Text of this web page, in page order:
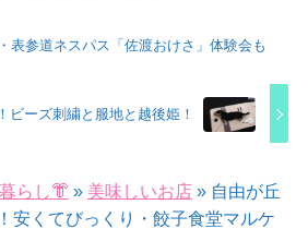
表参道ネスパス「佐渡おけさ」体験会も
ビーズ刺繍と服地と越後姫！
らし👘 » 美味しいお店 »自由が丘
安くてびっくり・餃子食堂マルケ